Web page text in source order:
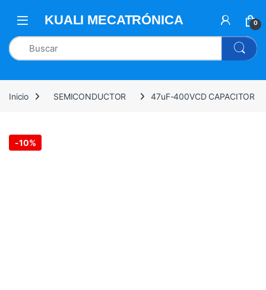
0
Inicio SEMICONDUCTOR 47uF-400VCD CAPACITOR
-10%